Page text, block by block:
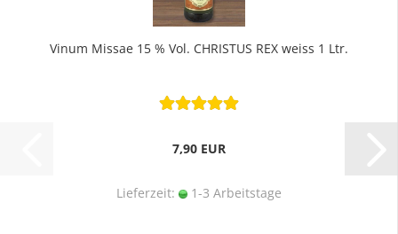
Vinum Missae 15 % Vol. CHRISTUS REX weiss 1 Ltr.
7,90 EUR
Lieferzeit: 1-3 Arbeitstage